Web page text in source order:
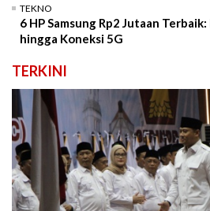
TEKNO
6 HP Samsung Rp2 Jutaan Terbaik:
hingga Koneksi 5G
TERKINI